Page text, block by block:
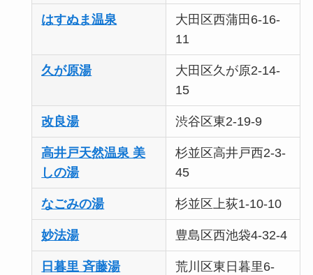
はすぬま温泉
大田区西蒲田6-16-
11
久が原湯
大田区久が原2-14-
15
改良湯 渋谷区東2-19-9
高井戸天然温泉 美
しの湯
杉並区高井戸西2-3-
45
なごみの湯 杉並区上荻1-10-10
妙法湯 豊島区西池袋4-32-4
日暮里 斉藤湯
荒川区東日暮里6-